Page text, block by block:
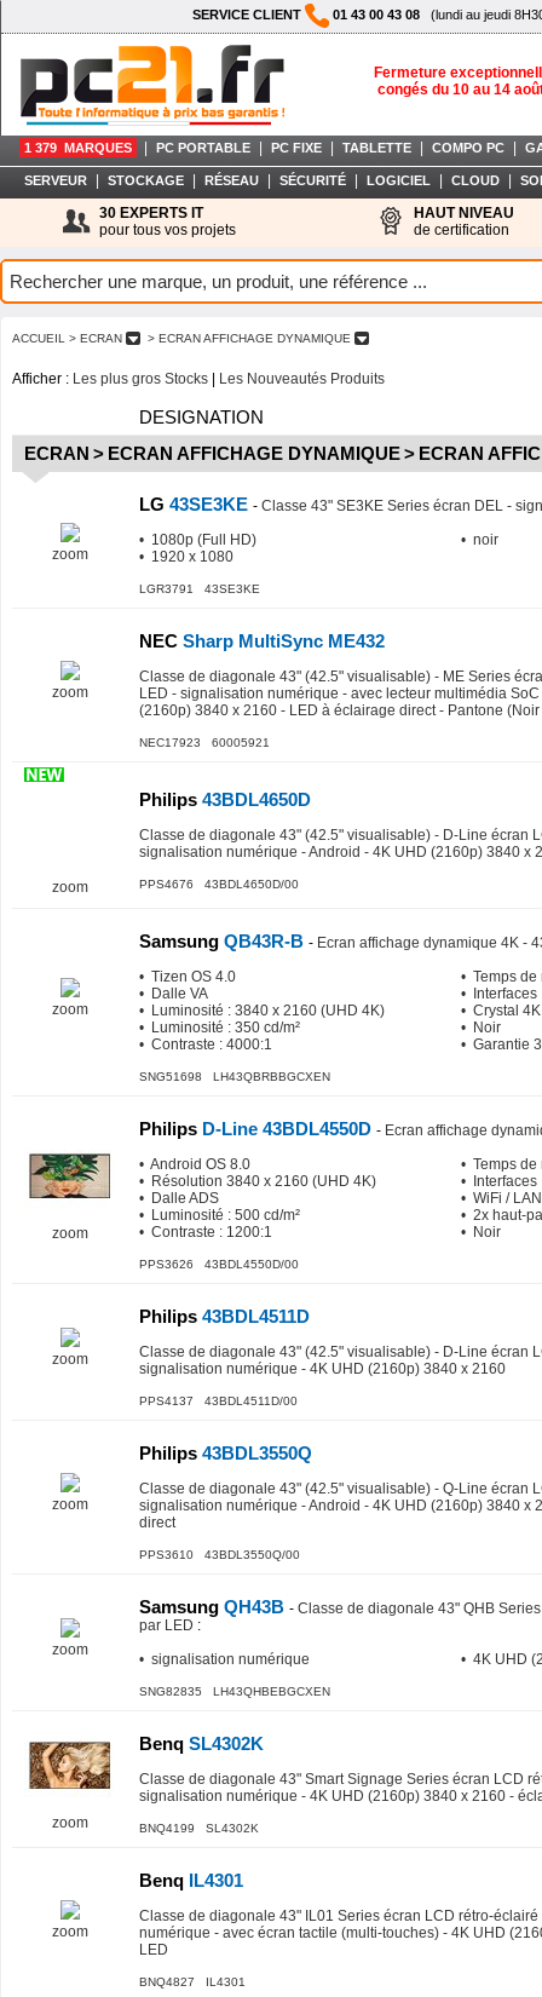
SERVICE CLIENT 01 43 00 43 08 (lundi au jeudi
Fermeture
congés du 10 au 14
1 379 MARQUES PC PORTABLE PC FIXE TABLETTE COMPO PC
SERVEUR STOCKAGE RÉSEAU SÉCURITÉ LOGICIEL CLOUD
30 EXPERTS IT
pour tous vos projets
HAUT NIVEAU
de certification
ACCUEIL > ECRAN > ECRAN AFFICHAGE DYNAMIQUE
Afficher : Les plus gros Stocks Les Nouveautés Produits
DESIGNATION
ECRAN > ECRAN AFFICHAGE DYNAMIQUE> ECRAN
zoom
LG 43SE3KE - Classe 43" SE3KE Series écran DEL -
• 1080p (Full HD)
• 1920 x 1080
• noir
LGR3791 43SE3KE
zoom
NEC Sharp MultiSync ME432
Classe de diagonale 43" (42.5" visualisable) - ME Series
LED - signalisation numérique - avec lecteur multimédia
(2160p) 3840 x 2160 - LED à éclairage direct - Pantone
NEC17923 60005921
zoom
Philips 43BDL4650D
Classe de diagonale 43" (42.5" visualisable) - D-Line écran
signalisation numérique - Android - 4K UHD (2160p) 3840 x
PPS4676 43BDL4650D/00
zoom
Samsung QB43R-B - Ecran affichage dynamique 4K -
• Tizen OS 4.0
• Dalle VA
• Luminosité : 3840 x 2160 (UHD 4K)
• Luminosité : 350 cd/m²
• Contraste : 4000:1
• Temps de
• Interfaces
• Crystal 4K
• Noir
• Garantie
SNG51698 LH43QBRBBGCXEN
zoom
Philips D-Line 43BDL4550D - Ecran affichage
• Android OS 8.0
• Résolution 3840 x 2160 (UHD 4K)
• Dalle ADS
• Luminosité : 500 cd/m²
• Contraste : 1200:1
• Temps de
• Interfaces
• WiFi / LAN
• 2x haut-
• Noir
PPS3626 43BDL4550D/00
zoom
Philips 43BDL4511D
Classe de diagonale 43" (42.5" visualisable) - D-Line écran
signalisation numérique - 4K UHD (2160p) 3840 x 2160
PPS4137 43BDL4511D/00
zoom
Philips 43BDL3550Q
Classe de diagonale 43" (42.5" visualisable) - Q-Line écran
signalisation numérique - Android - 4K UHD (2160p) 3840 x
direct
PPS3610 43BDL3550Q/00
zoom
Samsung QH43B - Classe de diagonale 43" QHB
par LED :
• signalisation numérique
• 4K UHD
SNG82835 LH43QHBEBGCXEN
zoom
Benq SL4302K
Classe de diagonale 43" Smart Signage Series écran LCD
signalisation numérique - 4K UHD (2160p) 3840 x 2160 -
BNQ4199 SL4302K
zoom
Benq IL4301
Classe de diagonale 43" IL01 Series écran LCD rétro-
numérique - avec écran tactile (multi-touches) - 4K UHD
LED
BNQ4827 IL4301